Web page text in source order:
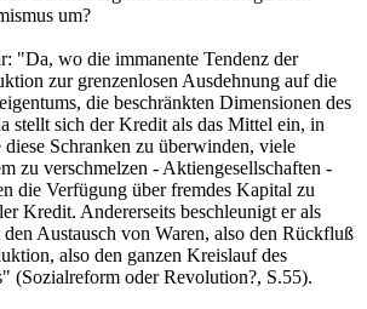
um?
"Da, wo die immanente Tendenz der
zur grenzenlosen Ausdehnung auf die
die beschränkten Dimensionen des
stellt sich der Kredit als das Mittel ein, in
Schranken zu überwinden, viele
zu verschmelzen - Aktiengesellschaften -
die Verfügung über fremdes Kapital zu
Kredit. Andererseits beschleunigt er als
Austausch von Waren, also den Rückfluß
also den ganzen Kreislauf des
(Sozialreform oder Revolution?, S.55).